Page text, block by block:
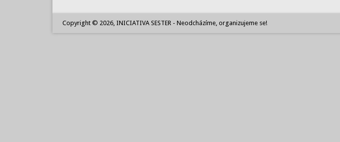
Copyright © 2026, INICIATIVA SESTER - Neodcházíme, organizujeme se!